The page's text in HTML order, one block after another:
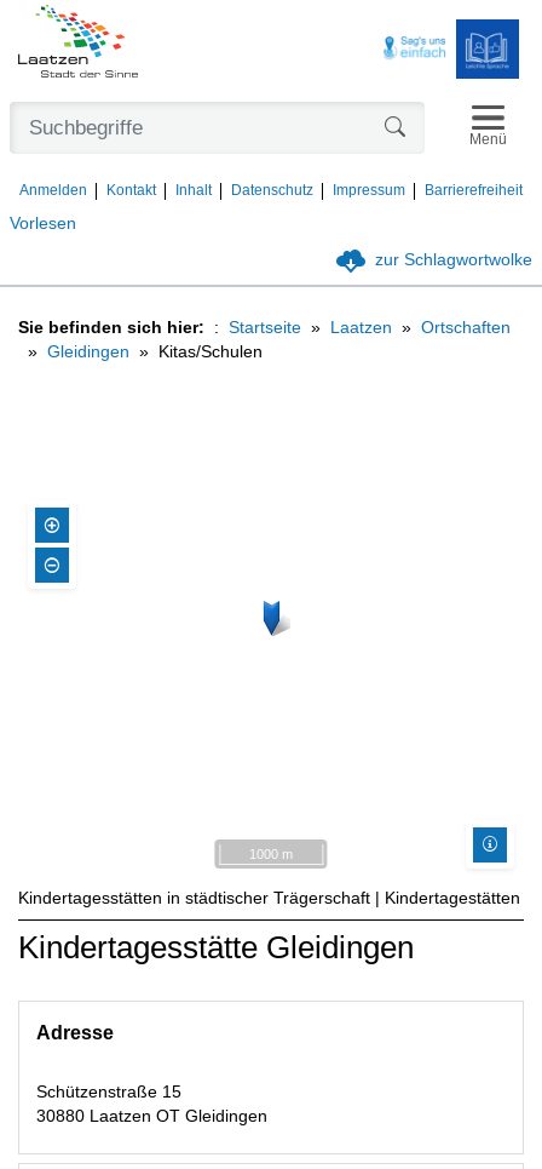
Vorlesen
Anmelden Kontakt Inhalt Datenschutz Impressum Barrierefreiheit
Menü
zur Schlagwortwolke
Sie befinden sich hier: Startseite Laatzen
Ortschaften
Gleidingen
Kitas/Schulen
1000 m
Kindertagesstätten in städtischer Trägerschaft | Kindertagestätten
Kindertagesstätte Gleidingen
Adresse
Schützenstraße 15
30880 Laatzen OT Gleidingen